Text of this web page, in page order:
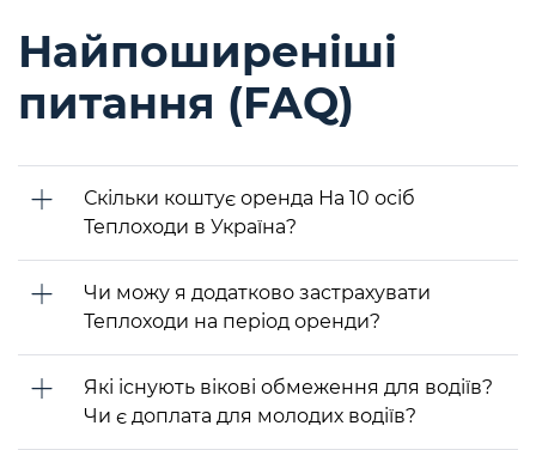
Найпоширеніші
питання (FAQ)
Скільки коштує оренда На 10 осіб
Теплоходи в Україна?
Чи можу я додатково застрахувати
Теплоходи на період оренди?
Які існують вікові обмеження для водіїв?
Чи є доплата для молодих водіїв?